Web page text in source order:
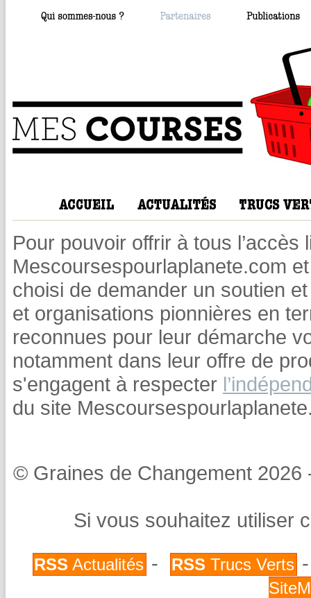
Pour pouvoir offrir à tous
Mescoursespourlaplanete.com
choisi de demander un soutien
et organisations pionnières en
reconnues pour leur démarche
notamment dans leur offre de
s'engagent à respecter
du site
© Graines de Changement 2026
Si vous souhaitez utiliser
RSS Actualités - RSS Trucs Verts